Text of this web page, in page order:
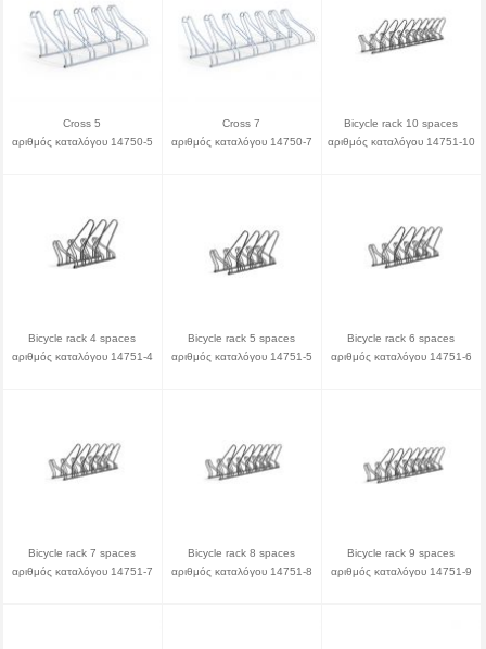
Cross 5
αριθμός καταλόγου 14750-5
Cross 7
αριθμός καταλόγου 14750-7
Bicycle rack 10 spaces
αριθμός καταλόγου 14751-10
Bicycle rack 4 spaces
αριθμός καταλόγου 14751-4
Bicycle rack 5 spaces
αριθμός καταλόγου 14751-5
Bicycle rack 6 spaces
αριθμός καταλόγου 14751-6
Bicycle rack 7 spaces
αριθμός καταλόγου 14751-7
Bicycle rack 8 spaces
αριθμός καταλόγου 14751-8
Bicycle rack 9 spaces
αριθμός καταλόγου 14751-9